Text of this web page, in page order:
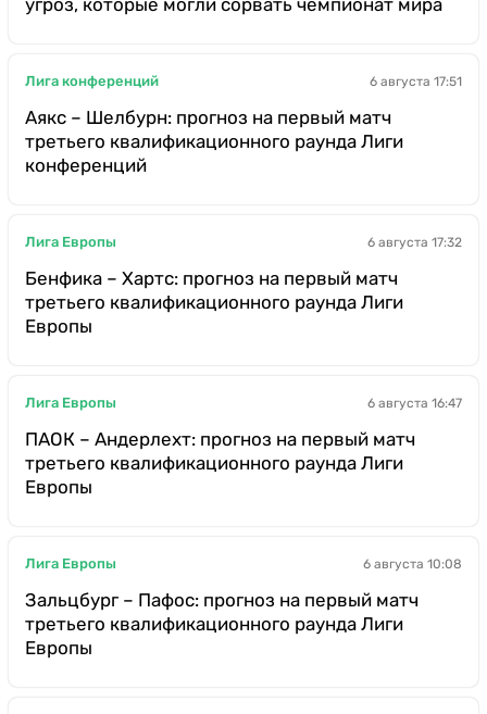
Лига конференций 6 августа 17:51
Аякс – Шелбурн: прогноз на первый матч
третьего квалификационного раунда Лиги
конференций
Лига Европы 6 августа 17:32
Бенфика – Хартс: прогноз на первый матч
третьего квалификационного раунда Лиги
Европы
Лига Европы 6 августа 16:47
ПАОК – Андерлехт: прогноз на первый матч
третьего квалификационного раунда Лиги
Европы
Лига Европы 6 августа 10:08
Зальцбург – Пафос: прогноз на первый матч
третьего квалификационного раунда Лиги
Европы